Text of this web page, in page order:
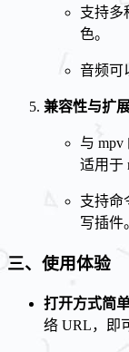
支持多
色。
音频可
兼容性与扩
与
适用于
支持命
写插件
三、使用体验
打开方式简
络 URL，即